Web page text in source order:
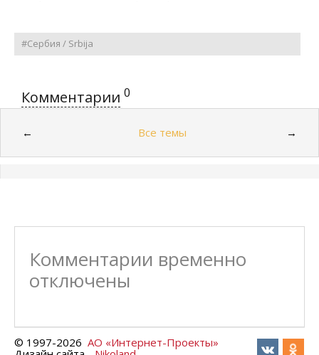
#Сербия / Srbija
Комментарии 0
← Все темы →
Комментарии временно
отключены
© 1997-2026 АО «Интернет-Проекты»